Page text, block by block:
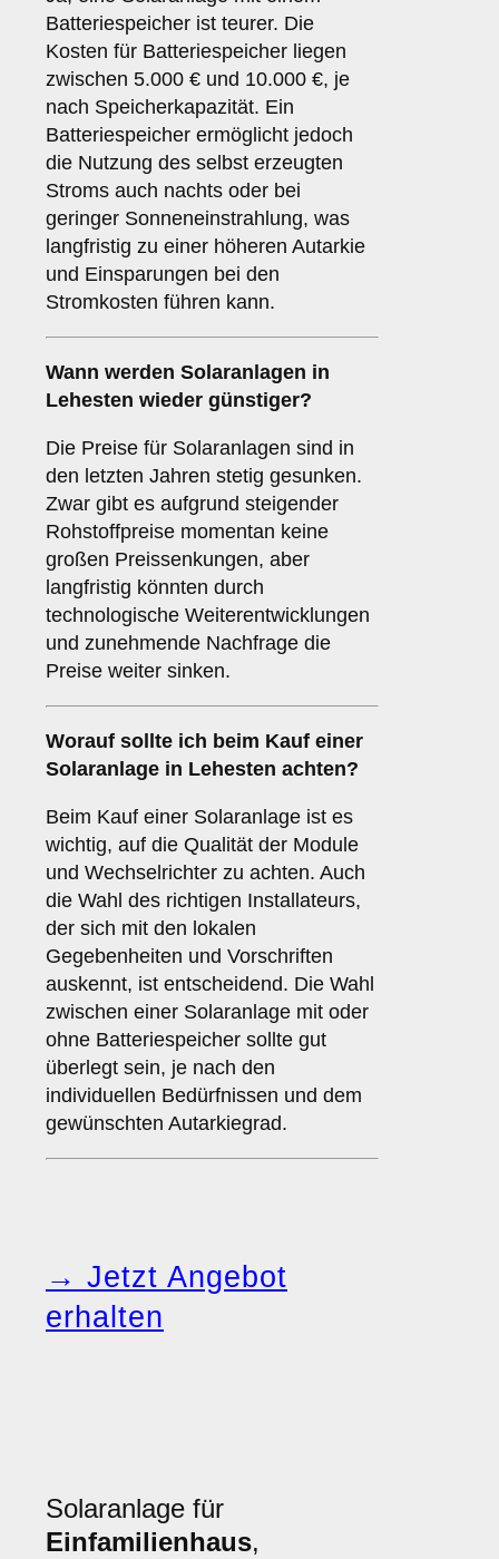
Batteriespeicher ist teurer. Die
Kosten für Batteriespeicher liegen
zwischen 5.000 € und 10.000 €, je
nach Speicherkapazität. Ein
Batteriespeicher ermöglicht jedoch
die Nutzung des selbst erzeugten
Stroms auch nachts oder bei
geringer Sonneneinstrahlung, was
langfristig zu einer höheren Autarkie
und Einsparungen bei den
Stromkosten führen kann.
Wann werden Solaranlagen in
Lehesten wieder günstiger?
Die Preise für Solaranlagen sind in
den letzten Jahren stetig gesunken.
Zwar gibt es aufgrund steigender
Rohstoffpreise momentan keine
großen Preissenkungen, aber
langfristig könnten durch
technologische Weiterentwicklungen
und zunehmende Nachfrage die
Preise weiter sinken.
Worauf sollte ich beim Kauf einer
Solaranlage in Lehesten achten?
Beim Kauf einer Solaranlage ist es
wichtig, auf die Qualität der Module
und Wechselrichter zu achten. Auch
die Wahl des richtigen Installateurs,
der sich mit den lokalen
Gegebenheiten und Vorschriften
auskennt, ist entscheidend. Die Wahl
zwischen einer Solaranlage mit oder
ohne Batteriespeicher sollte gut
überlegt sein, je nach den
individuellen Bedürfnissen und dem
gewünschten Autarkiegrad.
→ Jetzt Angebot
erhalten
Solaranlage für
Einfamilienhaus,